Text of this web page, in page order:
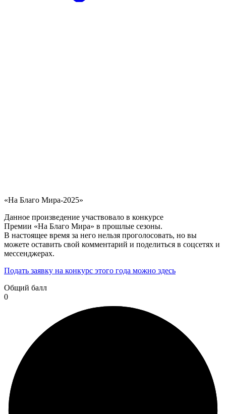
«На Благо Мира-2025»
Данное произведение участвовало в конкурсе
Премии «На Благо Мира» в прошлые сезоны.
В настоящее время за него нельзя проголосовать, но вы
можете оставить свой комментарий и поделиться в соцсетях и
мессенджерах.
Подать заявку на конкурс этого года можно здесь
Общий балл
0